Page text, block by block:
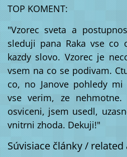
TOP KOMENT:
"Vzorec sveta a
sleduji pana Raka vse co
kazdy slovo. Vzorec je
vsem na co se podivam.
co, no Janove pohledy
vse verim, ze
osviceni, jsem usedl,
vnitrni zhoda. Dekuji!"
Súvisiace články / related